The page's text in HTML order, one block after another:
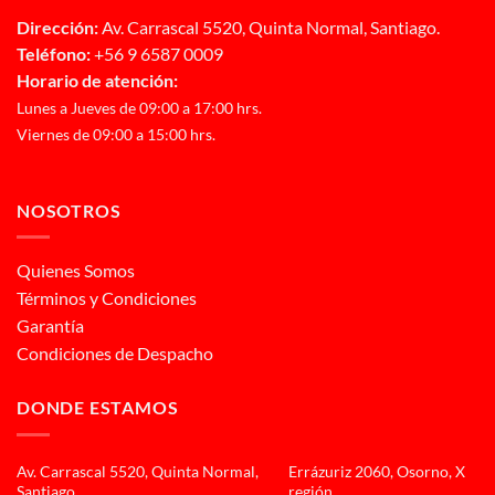
Dirección:Av. Carrascal 5520, Quinta Normal, Santiago.
Teléfono:+56 9 6587 0009
Horario de atención:
Lunes a Jueves de 09:00 a 17:00 hrs.
Viernes de 09:00 a 15:00 hrs.
NOSOTROS
Quienes Somos
Términos y Condiciones
Garantía
Condiciones de Despacho
DONDE ESTAMOS
Av. Carrascal 5520, Quinta Normal,
Santiago
Errázuriz 2060, Osorno, X
región